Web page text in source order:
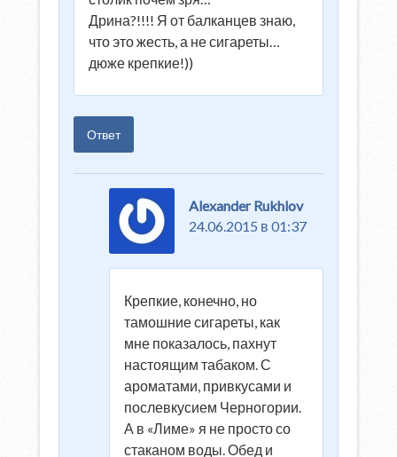
Дрина?!!!! Я от балканцев знаю,
что это жесть, а не сигареты…
дюже крепкие!))
Ответ
Alexander Rukhlov
24.06.2015 в 01:37
Крепкие, конечно, но
тамошние сигареты, как
мне показалось, пахнут
настоящим табаком. С
ароматами, привкусами и
послевкусием Черногории.
А в «Лиме» я не просто со
стаканом воды. Обед и